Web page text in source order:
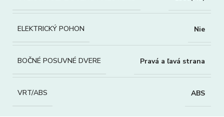
ELEKTRICKÝ POHON Nie
BOČNÉ POSUVNÉ DVERE Pravá a ľavá strana
VRT/ABS ABS